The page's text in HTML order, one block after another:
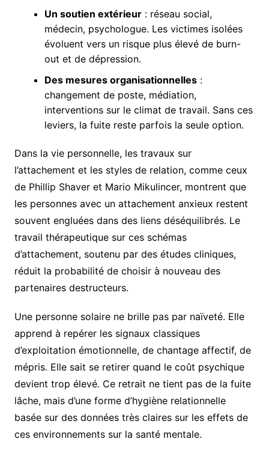
Un soutien extérieur: réseau social,
médecin, psychologue. Les victimes isolées
évoluent vers un risque plus élevé de burn-
out et de dépression.
Des mesures organisationnelles:
changement de poste, médiation,
interventions sur le climat de travail. Sans ces
leviers, la fuite reste parfois la seule option.
Dans la vie personnelle, les travaux sur
l’attachement et les styles de relation, comme ceux
de Phillip Shaver et Mario Mikulincer, montrent que
les personnes avec un attachement anxieux restent
souvent engluées dans des liens déséquilibrés. Le
travail thérapeutique sur ces schémas
d’attachement, soutenu par des études cliniques,
réduit la probabilité de choisir à nouveau des
partenaires destructeurs.
Une personne solaire ne brille pas par naïveté. Elle
apprend à repérer les signaux classiques
d’exploitation émotionnelle, de chantage affectif, de
mépris. Elle sait se retirer quand le coût psychique
devient trop élevé. Ce retrait ne tient pas de la fuite
lâche, mais d’une forme d’hygiène relationnelle
basée sur des données très claires sur les effets de
ces environnements sur la santé mentale.